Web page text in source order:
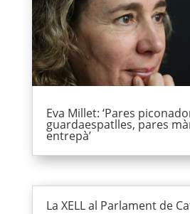
Eva Millet: ‘Pares
guardaespatlles, pares
entrepà’
La XELL al Parlament de